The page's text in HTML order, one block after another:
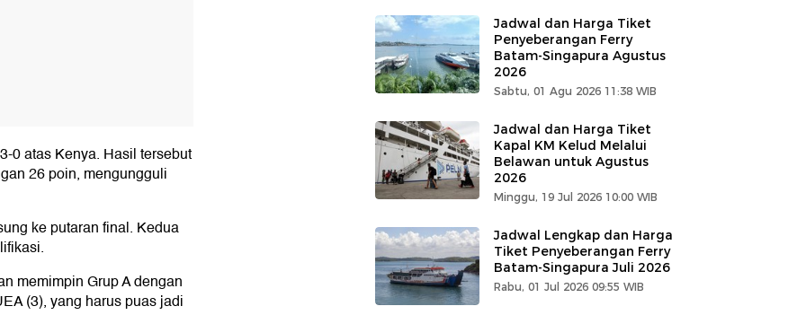
0 atas Kenya. Hasil tersebut
26 poin, mengungguli
ke putaran final. Kedua
memimpin Grup A dengan
(3), yang harus puas jadi
Jadwal dan Harga Tiket
Penyeberangan Ferry
Batam-Singapura Agustus
2026
Sabtu, 01 Agu 2026 11:38 WIB
Jadwal dan Harga Tiket
Kapal KM Kelud Melalui
Belawan untuk Agustus
2026
Minggu, 19 Jul 2026 10:00 WIB
Jadwal Lengkap dan Harga
Tiket Penyeberangan Ferry
Batam-Singapura Juli 2026
Rabu, 01 Jul 2026 09:55 WIB